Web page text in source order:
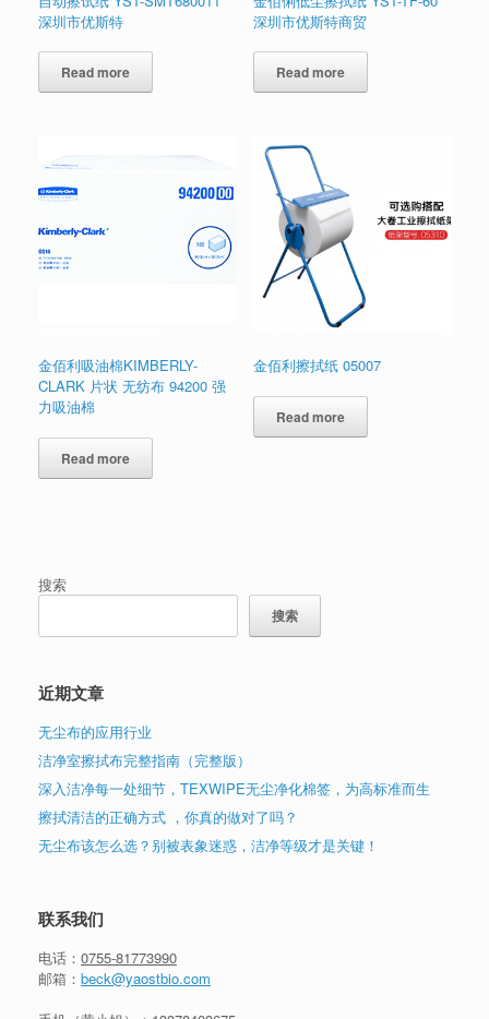
深圳市优斯特
Read more
深圳市优斯特商贸
Read more
金佰利吸油棉KIMBERLY-
CLARK 片状 无纺布 94200 强
力吸油棉
Read more
金佰利擦拭纸 05007
Read more
搜索
搜索
近期文章
无尘布的应用行业
洁净室擦拭布完整指南（完整版）
深入洁净每一处细节，TEXWIPE无尘净化棉签，为高标准而生
擦拭清洁的正确方式 ，你真的做对了吗？
无尘布该怎么选？别被表象迷惑，洁净等级才是关键！
联系我们
电话： 0755-81773990
邮箱： beck@yaostbio.com